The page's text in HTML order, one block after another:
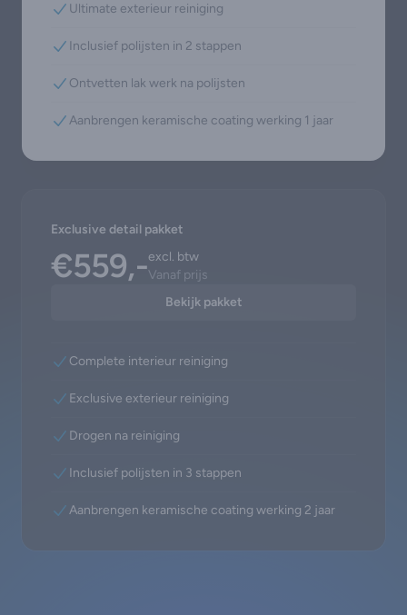
Ultimate exterieur reiniging
Inclusief polijsten in 2 stappen
Ontvetten lak werk na polijsten
Aanbrengen keramische coating werking 1 jaar
Exclusive detail pakket
€559,-excl. btw
Vanaf prijs
Bekijk pakket
Complete interieur reiniging
Exclusive exterieur reiniging
Drogen na reiniging
Inclusief polijsten in 3 stappen
Aanbrengen keramische coating werking 2 jaar